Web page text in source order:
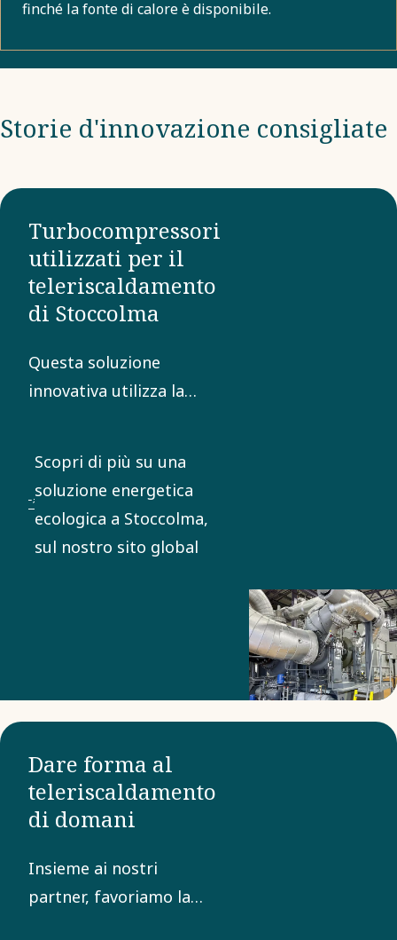
finché la fonte di calore è disponibile.
Storie d'innovazione consigliate
Turbocompressori
utilizzati per il
teleriscaldamento
di Stoccolma
Questa soluzione
innovativa utilizza la
fornire alla rete una
fornitura di energia
rinnovabile attiva 24 ore
Scopri di più su una
soluzione energetica
ecologica a Stoccolma,
sul nostro sito global
Dare forma al
teleriscaldamento
di domani
Insieme ai nostri
partner, favoriamo la